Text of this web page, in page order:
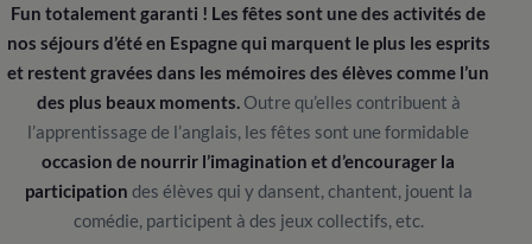
Fun totalement garanti ! Les fêtes sont une des activités de
nos séjours d’été en Espagne qui marquent le plus les esprits
et restent gravées dans les mémoires des élèves comme l’un
des plus beaux moments.Outre qu’elles contribuent à
l’apprentissage de l’anglais, les fêtes sont une formidable
occasion de nourrir l’imagination et d’encourager la
participation des élèves qui y dansent, chantent, jouent la
comédie, participent à des jeux collectifs, etc.